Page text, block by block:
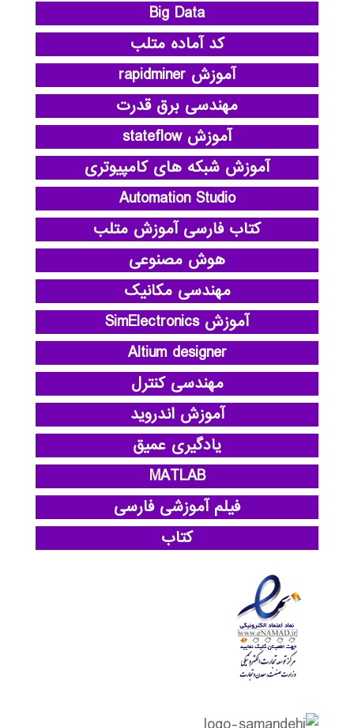
Big Data
کد آماده متلب
آموزش rapidminer
مهندسی برق قدرت
آموزش stateflow
آموزش شبکه های کامپیوتری
Automation Studio
کتاب فارسی آموزش متلب
هوش مصنوعی
مهندسی مکانیک
آموزش SimElectronics
Altium designer
مهندسی کنترل
آموزش اندروید
یادگیری عمیق
MATLAB
فیلم آموزشی فارسی
کتاب